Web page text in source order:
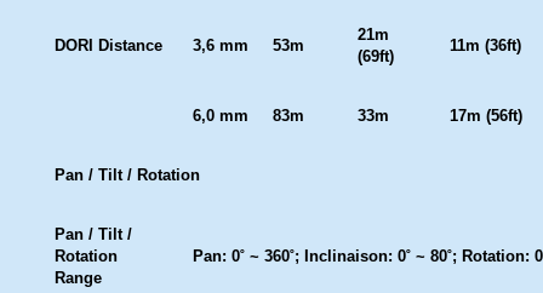
DORI Distance 3,6 mm 53m
21m
(69ft)
11m (36ft)
6,0 mm 83m 33m 17m (56ft)
Pan / Tilt / Rotation
Pan / Tilt /
Rotation
Range
Pan: 0˚ ~ 360˚; Inclinaison: 0˚ ~ 80˚; Rotation: